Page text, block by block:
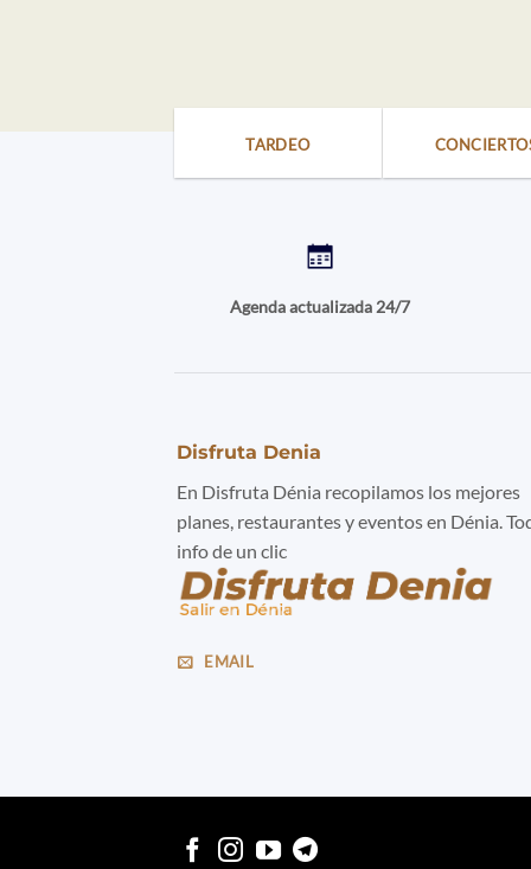
TARDEO
Agenda actualizada 24/7
Disfruta Denia
En Disfruta Dénia recopilamos los mejores
planes, restaurantes y eventos en Dénia.
info de un clic
EMAIL